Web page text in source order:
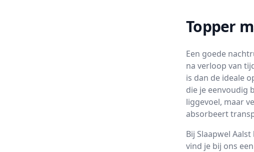
Topper
Een goede
na verloop van
is dan de ideale
die je eenvoudig
liggevoel, maar
absorbeert
Bij Slaapwel
vind je bij ons